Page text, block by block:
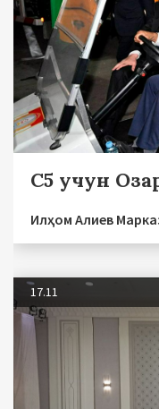
С5 учун
Илҳом Алиев
17.11